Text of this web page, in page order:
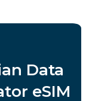
Data
eSIM